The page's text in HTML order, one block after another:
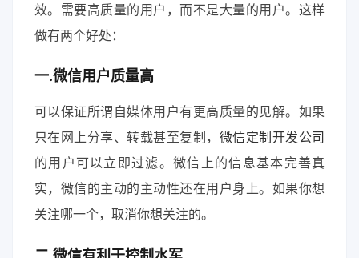
效。需要高质量的用户，而不是大量的用户。这样
做有两个好处：
一.微信用户质量高
可以保证所谓自媒体用户有更高质量的见解。如果
只在网上分享、转载甚至复制， 微信定制开发公司
的用户可以立即过滤。微信上的信息基本完善真
实，微信的主动的主动性还在用户身上。如果你想
关注哪一个，取消你想关注的。